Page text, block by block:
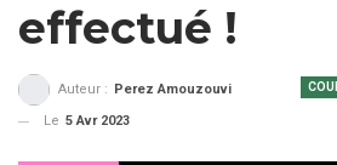
effectué !
Auteur :
Perez Amouzouvi
Le 5 Avr 2023